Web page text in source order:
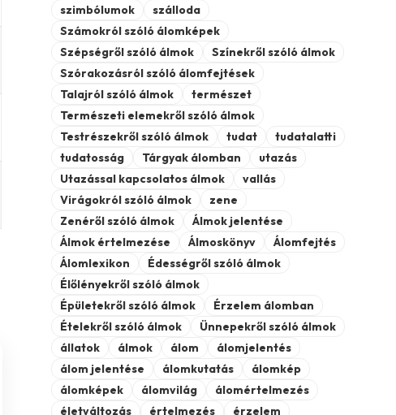
szimbólumok
szálloda
Számokról szóló álomképek
Szépségről szóló álmok
Színekről szóló álmok
Szórakozásról szóló álomfejtések
Talajról szóló álmok
természet
Természeti elemekről szóló álmok
Testrészekről szóló álmok
tudat
tudatalatti
tudatosság
Tárgyak álomban
utazás
Utazással kapcsolatos álmok
vallás
Virágokról szóló álmok
zene
Zenéről szóló álmok
Álmok jelentése
Álmok értelmezése
Álmoskönyv
Álomfejtés
Álomlexikon
Édességről szóló álmok
Élőlényekről szóló álmok
Épületekről szóló álmok
Érzelem álomban
Ételekről szóló álmok
Ünnepekről szóló álmok
állatok
álmok álom
álomjelentés
álom jelentése
álomkutatás
álomkép
álomképek
álomvilág
álomértelmezés
életváltozás
értelmezés érzelem